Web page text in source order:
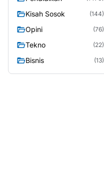
Kisah Sosok (144)
Opini (76)
Tekno (22)
Bisnis (13)